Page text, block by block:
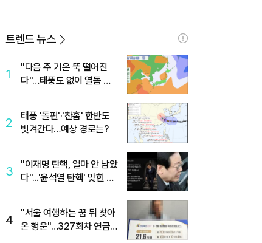
트
트
트렌드 뉴스
1
"다음 주 기온 뚝 떨어진
다"…태풍도 없이 열돔 박
2
태풍 '돌핀'·'찬홈' 한반도
빗겨간다…예상 경로는?
3
"이재명 탄핵, 얼마 안 남았
다"...'윤석열 탄핵' 맞힌 무
4
"서울 여행하는 꿈 뒤 찾아
온 행운"…327회차 연금